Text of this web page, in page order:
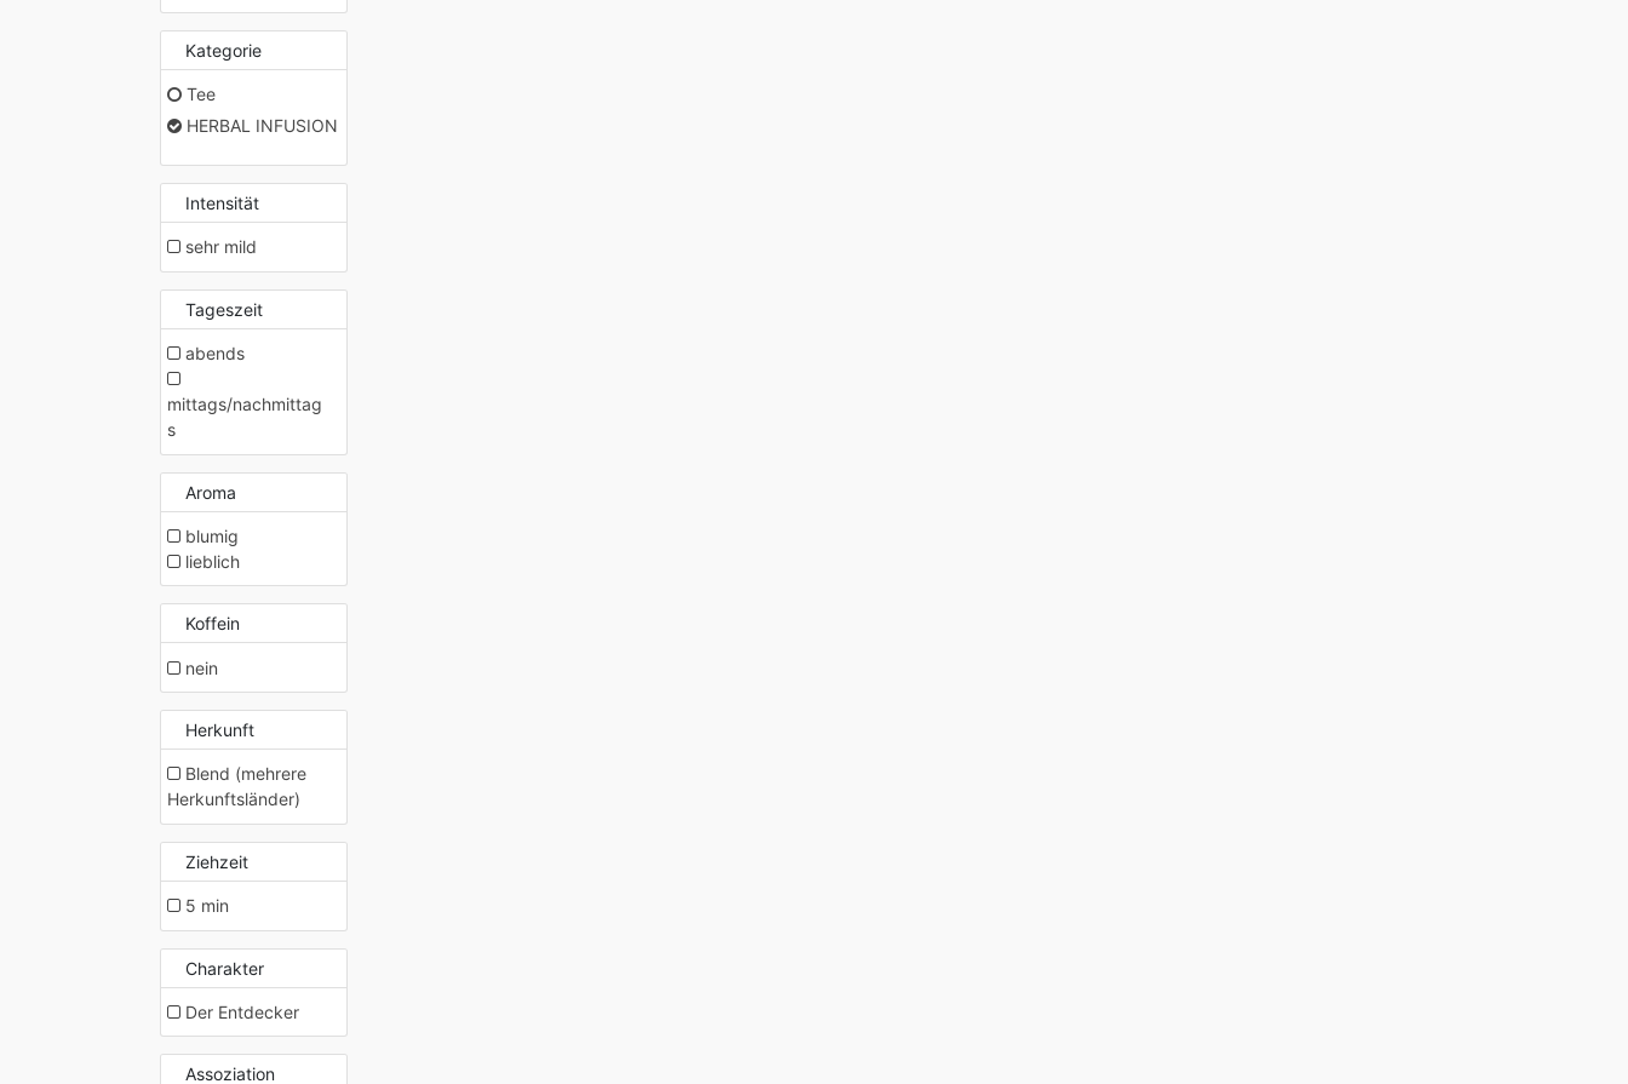
Kategorie
Tee
HERBAL INFUSION
Intensität
sehr mild
Tageszeit
abends
mittags/nachmittag
s
Aroma
blumig
lieblich
Koffein
nein
Herkunft
Blend (mehrere
Herkunftsländer)
Ziehzeit
5 min
Charakter
Der Entdecker
Assoziation